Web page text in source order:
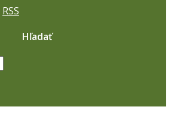
RSS
Hľadať